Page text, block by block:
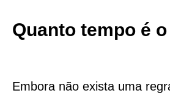
Quanto tempo é
Embora não exista uma